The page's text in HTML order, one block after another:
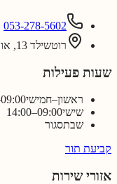
053-278-5602
רוטשילד 13, אור עקיבא
שעות פעילות
ראשון–חמישי09:00–19:00
שישי09:00–14:00
שבתסגור
קביעת תור
אזורי שירות